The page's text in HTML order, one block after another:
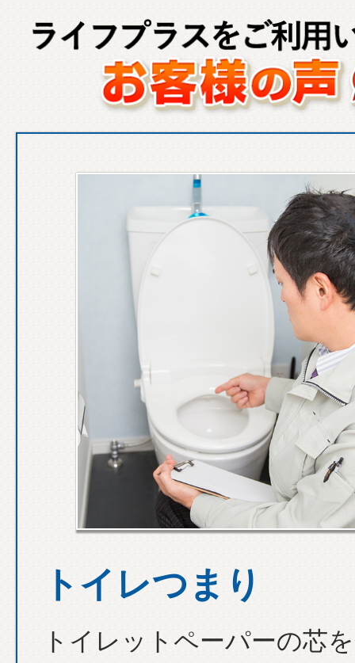
トイレつまり
トイレットペーパーの芯